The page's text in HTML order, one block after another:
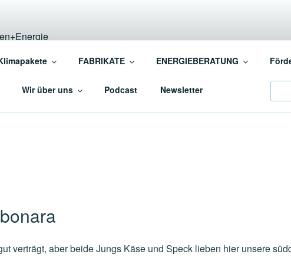
FABRIKATE ENERGIEBERATUNG
Wir über uns Podcast Newsletter
verträgt, aber beide Jungs Käse und Speck lieben hier unsere